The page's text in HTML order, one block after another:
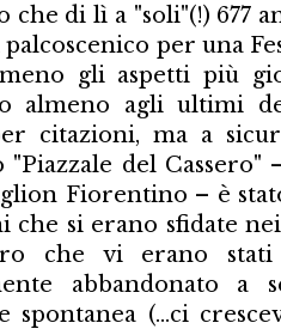
che di lì a "soli"(!) 677
per una
gli aspetti più
almeno agli ultimi
citazioni, ma a
del Cassero"
Fiorentino – è
che si erano sfidate
che vi erano
abbandonato a
spontanea (...ci